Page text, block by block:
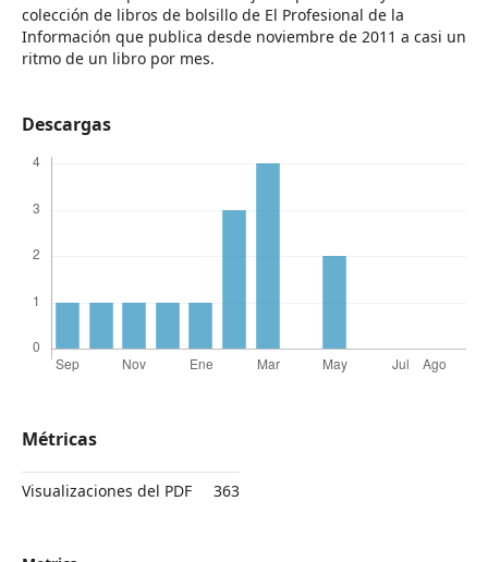
colección de libros de bolsillo de El Profesional de la
Información que publica desde noviembre de 2011 a casi un
ritmo de un libro por mes.
Descargas
Métricas
Visualizaciones del PDF 363